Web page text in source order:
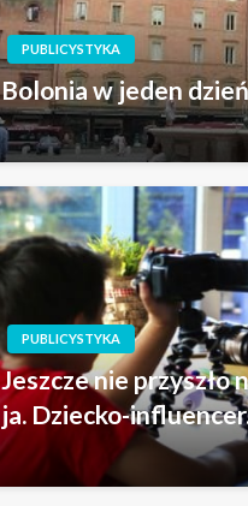
PUBLICYSTYKA
Bolonia w jeden dzień
PUBLICYSTYKA
Jeszcze nie
ja. Dziecko-